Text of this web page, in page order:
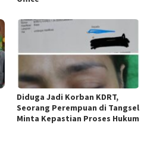
Diduga Jadi Korban KDRT,
Seorang Perempuan di Tangsel
Minta Kepastian Proses Hukum